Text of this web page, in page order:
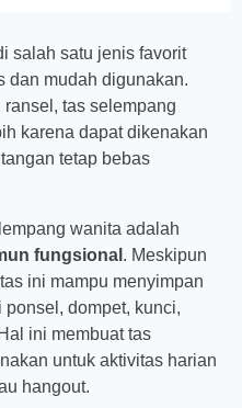
salah satu jenis favorit
dan mudah digunakan.
tas selempang
karena dapat dikenakan
tetap bebas
wanita adalah
fungsional . Meskipun
ini mampu menyimpan
dompet, kunci,
ini membuat tas
untuk aktivitas harian
hangout.